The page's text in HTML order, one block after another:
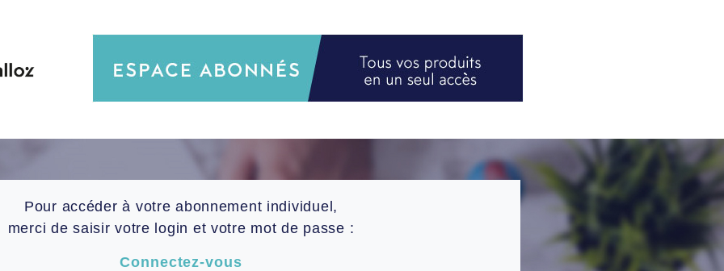
Pour accéder à votre abonnement individuel,
merci de saisir votre login et votre mot de passe :
Connectez-vous